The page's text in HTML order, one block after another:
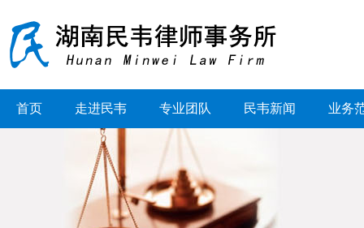
首页 走进民韦 专业团队 民韦新闻 业务